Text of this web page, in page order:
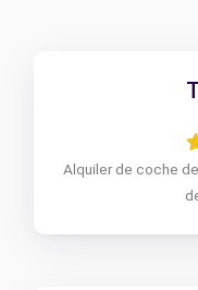
Alquiler de coche